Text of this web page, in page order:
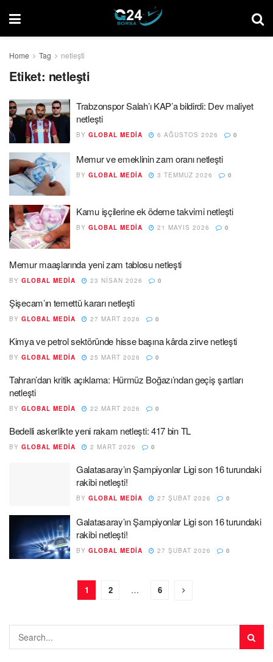
Home Tag netleşti
Etiket: netleşti
Trabzonspor Salah’ı KAP’a bildirdi: Dev maliyet
netleşti
BY GLOBAL MEDIA 6 AĞUSTOS 2026 0
Memur ve emeklinin zam oranı netleşti
BY GLOBAL MEDIA 3 TEMMUZ 2026 0
Kamu işçilerine ek ödeme takvimi netleşti
BY GLOBAL MEDIA 21 MAYIS 2026 0
Memur maaşlarında yeni zam tablosu netleşti
BY GLOBAL MEDIA 23 NISAN 2026 0
Şişecam’ın temettü kararı netleşti
BY GLOBAL MEDIA 27 MART 2026 0
Kimya ve petrol sektöründe hisse başına kârda zirve netleşti
BY GLOBAL MEDIA 25 MART 2026 0
Tahran’dan kritik açıklama: Hürmüz Boğazı’ndan geçiş şartları
netleşti
BY GLOBAL MEDIA 22 MART 2026 0
Bedelli askerlikte yeni rakam netleşti: 417 bin TL
BY GLOBAL MEDIA 2 MART 2026 0
Galatasaray’ın Şampiyonlar Ligi son 16 turundaki
rakibi netleşti!
BY GLOBAL MEDIA 27 ŞUBAT 2026 0
Galatasaray’ın Şampiyonlar Ligi son 16 turundaki
rakibi netleşti!
BY GLOBAL MEDIA 27 ŞUBAT 2026 0
1 2 … 6